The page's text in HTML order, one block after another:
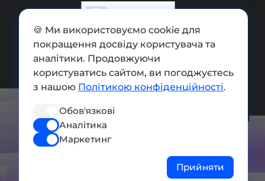
Додати обмінник
Мапа сайту
Press kit
Умови використання
🍪 Ми використовуємо cookie для
покращення досвіду користувача та
аналітики. Продовжуючи
користуватись сайтом, ви погоджуєтесь
з нашою Політикою конфіденційності.
Обов'язкові
Аналітика
Маркетинг
Прийняти